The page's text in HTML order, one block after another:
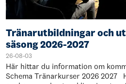
Tränarutbildningar och
säsong 2026-2027
26-08-03
Här hittar du information om
Schema Tränarkurser 2026 2027